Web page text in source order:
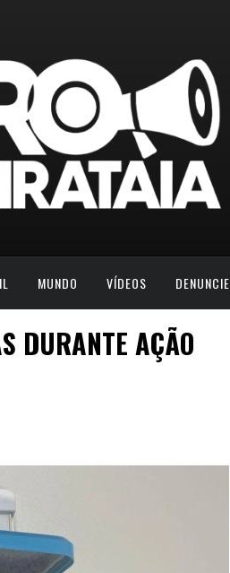
MUNDO VÍDEOS DENUNCIE
DURANTE AÇÃO